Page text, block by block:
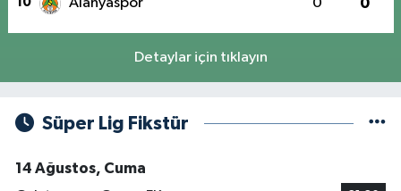
Alanyaspor 0 0
Detaylar için tıklayın
Süper Lig Fikstür
14 Ağustos, Cuma